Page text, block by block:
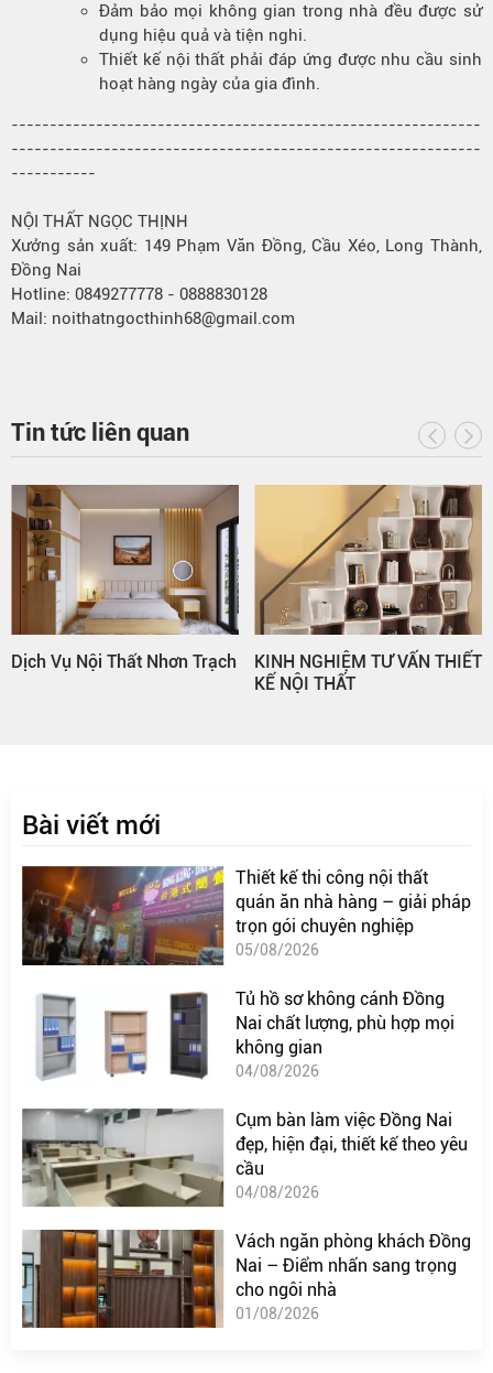
Đảm bảo mọi không gian trong nhà đều được sử
dụng hiệu quả và tiện nghi.
Thiết kế nội thất phải đáp ứng được nhu cầu sinh
hoạt hàng ngày của gia đình.
-------------------------------------------------------------
-------------------------------------------------------------
-----------
NỘI THẤT NGỌC THỊNH
Xưởng sản xuất: 149 Phạm Văn Đồng, Cầu Xéo, Long Thành,
Đồng Nai
Hotline: 0849277778 - 0888830128
Mail: noithatngocthinh68@gmail.com
Tin tức liên quan
Dịch Vụ Nội Thất Nhơn Trạch
KINH NGHIỆM TƯ VẤN THIẾT
KẾ NỘI THẤT
Bài viết mới
Thiết kế thi công nội thất
quán ăn nhà hàng – giải pháp
trọn gói chuyên nghiệp
05/08/2026
Tủ hồ sơ không cánh Đồng
Nai chất lượng, phù hợp mọi
không gian
04/08/2026
Cụm bàn làm việc Đồng Nai
đẹp, hiện đại, thiết kế theo yêu
cầu
04/08/2026
Vách ngăn phòng khách Đồng
Nai – Điểm nhấn sang trọng
cho ngôi nhà
01/08/2026